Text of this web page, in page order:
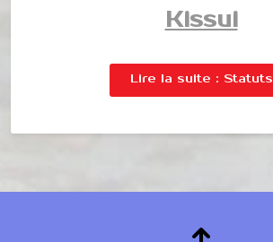
Kissui
Lire la suite : Statuts